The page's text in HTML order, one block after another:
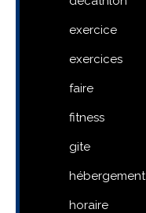
exercice
exercices
faire
fitness
gite
hébergement
horaire